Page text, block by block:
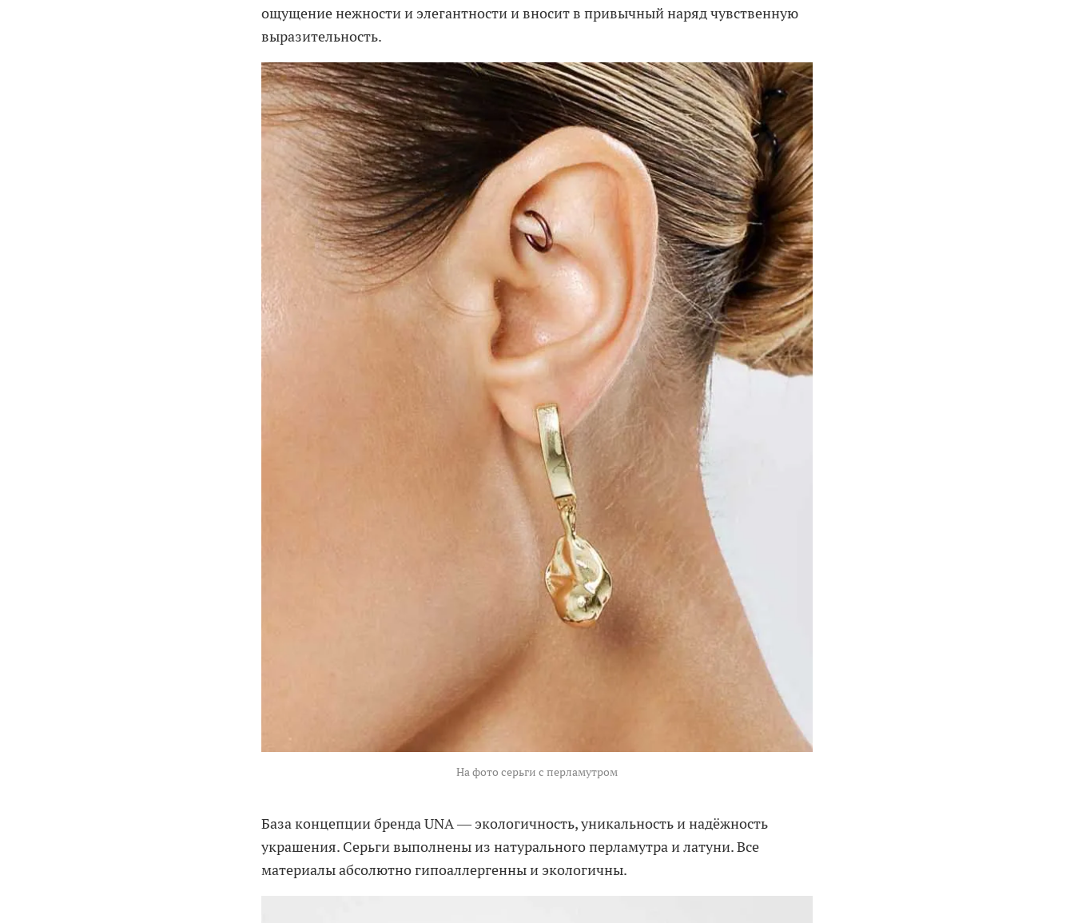
ощущение нежности и элегантности и вносит в привычный наряд чувственную
выразительность.
На фото серьги с перламутром
База концепции бренда UNA — экологичность, уникальность и надёжность
украшения. Серьги выполнены из натурального перламутра и латуни. Все
материалы абсолютно гипоаллергенны и экологичны.